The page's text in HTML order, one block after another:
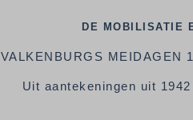
DE MOBILISATIE
VALKENBURGS MEIDAGEN
Uit aantekeningen uit